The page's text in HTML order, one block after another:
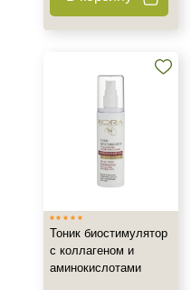
Тоник биостимулятор
с коллагеном и
аминокислотами